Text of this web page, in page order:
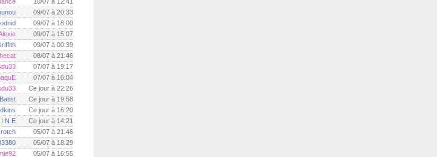
09/07 à 20:33
09/07 à 18:00
09/07 à 15:07
09/07 à 00:39
08/07 à 21:46
07/07 à 19:17
07/07 à 16:04
Ce jour à 22:26
Batist
Ce jour à 19:58
Ce jour à 16:20
N E
Ce jour à 14:21
05/07 à 21:46
05/07 à 18:29
05/07 à 16:55